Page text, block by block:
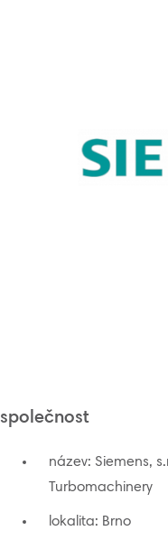
společnost
název: Siemens,
Turbomachinery
lokalita: Brno